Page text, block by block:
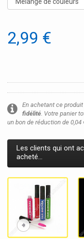
2,99 €
En achetant ce
fidélité. Votre panier
un bon de réduction de 0,04
Les clients qui ont
acheté...